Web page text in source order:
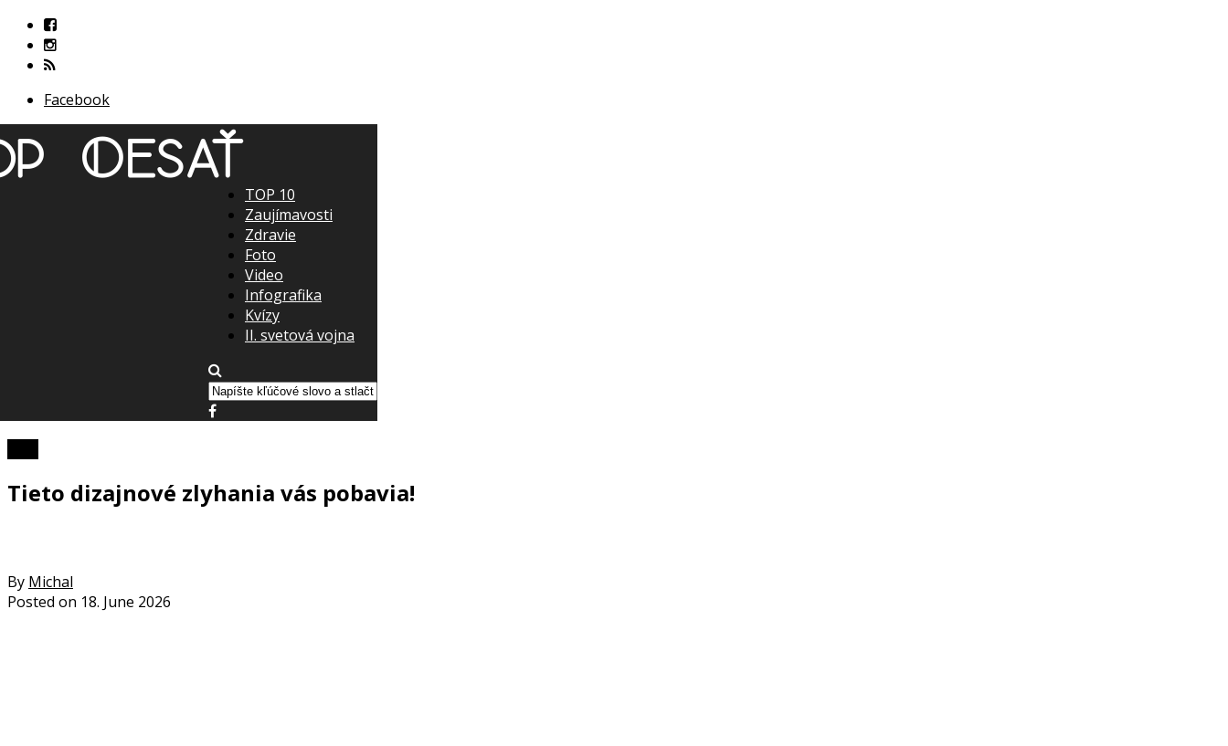
Facebook
TOP 10
Zaujímavosti
Zdravie
Foto
Video
Infografika
Kvízy
II. svetová vojna
Tieto dizajnové zlyhania vás pobavia!
By Michal
Posted on 18. June 2026